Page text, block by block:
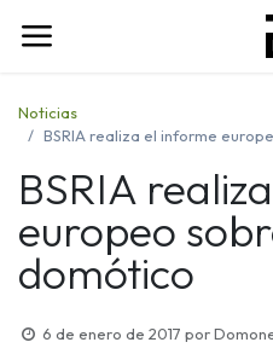
Noticias
BSRIA realiza el informe
BSRIA
europeo
domótico
6 de enero de 2017 por